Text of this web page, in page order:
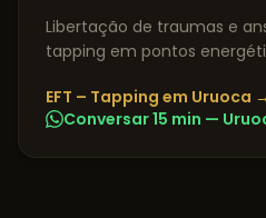
Libertação de traumas e
tapping em pontos
EFT – Tapping em Uruoca →
Conversar 15 min —